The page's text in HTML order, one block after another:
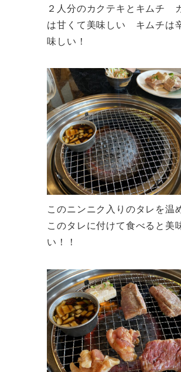
２人分のカクテキとキムチ
は甘くて美味しい キムチは
味しい！
このニンニク入りのタレを温
このタレに付けて食べると美
い！！